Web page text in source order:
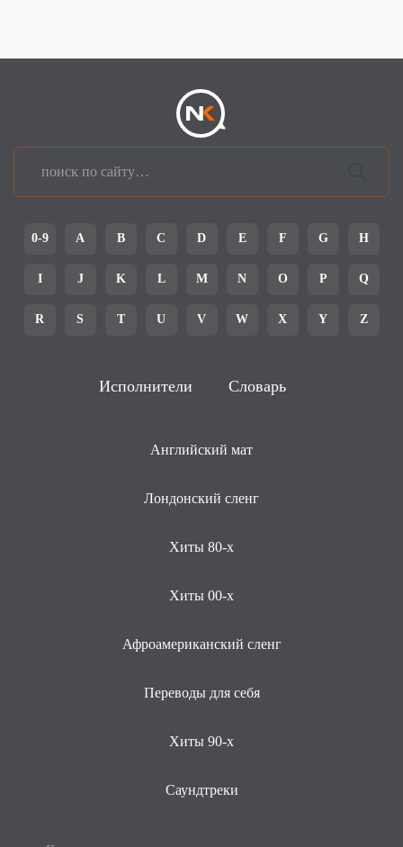
0-9 A B C D E F G H
I J K L M N O P Q
R S T U V W X Y Z
Исполнители Словарь
Английский мат
Лондонский сленг
Хиты 80-х
Хиты 00-х
Афроамериканский сленг
Переводы для себя
Хиты 90-х
Саундтреки